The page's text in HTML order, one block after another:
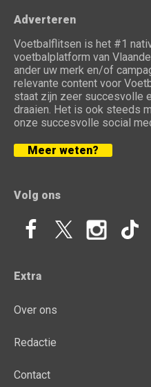
Adverteren
Voetbalflitsen is het #1
voetbalplatform van
ander uw merk en/of
relevante content voor
staat zijn zeer succesvolle
draaien. Het is ook steeds
onze succesvolle social
Meer weten?
Volg ons
Extra
Over ons
Redactie
Contact